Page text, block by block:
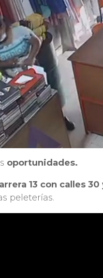
oportunidades.
13 con calles 30
peleterías.